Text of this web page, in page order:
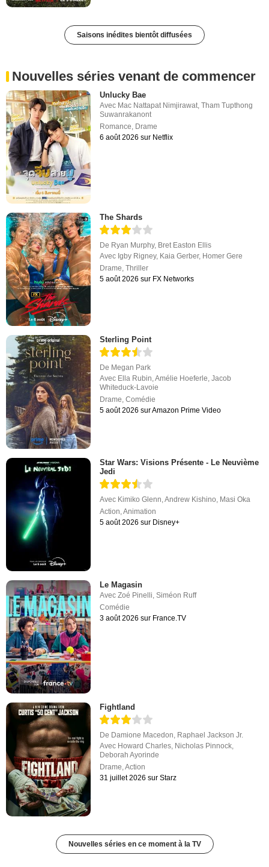
Saisons inédites bientôt diffusées
Nouvelles séries venant de commencer
Unlucky Bae
Avec Mac Nattapat Nimjirawat ,Tham Tupthong
Suwanrakanont
Romance Drame
6 août 2026 sur Netflix
The Shards
De Ryan Murphy, Bret Easton Ellis
Avec Igby Rigney, Kaia Gerber, Homer Gere
Drame,Thriller
5 août 2026 sur FX Networks
Sterling Point
De Megan Park
Avec Ella Rubin,Amélie Hoeferle,Jacob
Whiteduck-Lavoie
Drame,Comédie
5 août 2026 sur Amazon Prime Video
Star Wars: Visions Présente - Le Neuvième
Jedi
Avec Kimiko Glenn ,Andrew Kishino Masi Oka
Action ,Animation
5 août 2026 sur Disney+
Le Magasin
AvecZoé Pinelli,Siméon Ruff
Comédie
3 août 2026 sur France.TV
Fightland
De Damione Macedon, Raphael Jackson Jr.
Avec Howard Charles, Nicholas Pinnock,
Deborah Ayorinde
Drame,Action
31 juillet 2026 sur Starz
Nouvelles séries en ce moment à la TV